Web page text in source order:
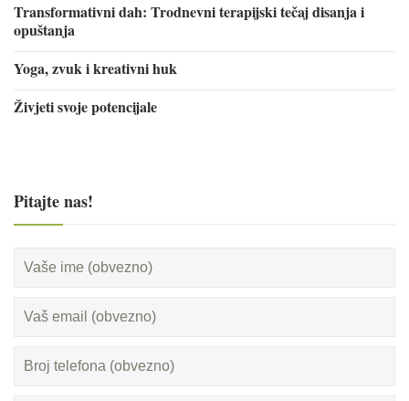
Transformativni dah: Trodnevni terapijski tečaj disanja i
opuštanja
Yoga, zvuk i kreativni huk
Živjeti svoje potencijale
Pitajte nas!